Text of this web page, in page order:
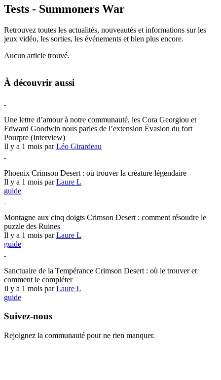
Tests - Summoners War
Retrouvez toutes les actualités, nouveautés et informations sur les
jeux vidéo, les sorties, les événements et bien plus encore.
Aucun article trouvé.
À découvrir aussi
Une lettre d’amour à notre communauté, les Cora Georgiou et
Edward Goodwin nous parles de l’extension Évasion du fort
Pourpre (Interview)
Il y a 1 mois parLéo Girardeau
Phoenix Crimson Desert : où trouver la créature légendaire
Il y a 1 mois parLaure L
guide
Montagne aux cinq doigts Crimson Desert : comment résoudre le
puzzle des Ruines
Il y a 1 mois parLaure L
guide
Sanctuaire de la Tempérance Crimson Desert : où le trouver et
comment le compléter
Il y a 1 mois parLaure L
guide
Suivez-nous
Rejoignez la communauté pour ne rien manquer.